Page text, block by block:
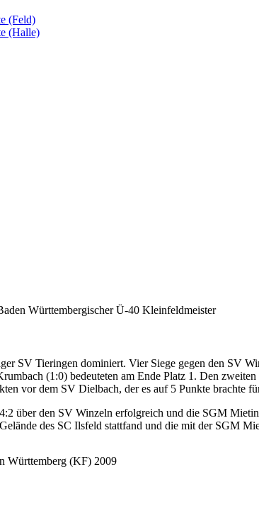
(Feld)
(Halle)
Württembergischer Ü-40 Kleinfeldmeister
SV Tieringen dominiert. Vier Siege gegen den SV
(1:0) bedeuteten am Ende Platz 1. Den zweiten
vor dem SV Dielbach, der es auf 5 Punkte brachte
über den SV Winzeln erfolgreich und die SGM
des SC Ilsfeld stattfand und die mit der SGM
Württemberg (KF) 2009